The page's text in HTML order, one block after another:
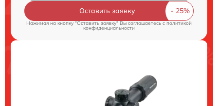
Оставить заявку
Нажимая на кнопку "Оставить заявку" Вы соглашаетесь cполитикой
конфиденциальности